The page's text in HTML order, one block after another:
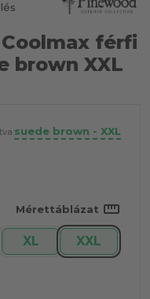
férfi
brown XXL
suede brown - XXL
Mérettáblázat straighten
XL
XXL